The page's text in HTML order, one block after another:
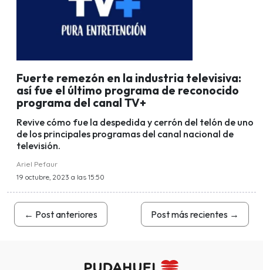
Fuerte remezón en la industria televisiva:
así fue el último programa de reconocido
programa del canal TV+
Revive cómo fue la despedida y cerrón del telón de uno
de los principales programas del canal nacional de
televisión.
Ariel Pefaur
19 octubre, 2023 a las 15:50
← Post anteriores Post más recientes →